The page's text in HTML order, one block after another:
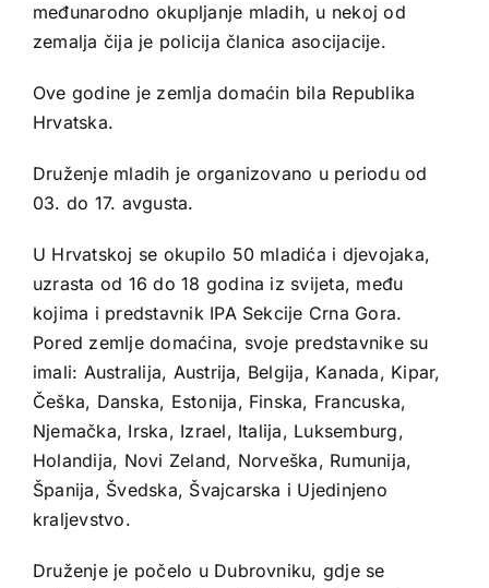
međunarodno okupljanje mladih, u nekoj od
zemalja čija je policija članica asocijacije.
Ove godine je zemlja domaćin bila Republika
Hrvatska.
Druženje mladih je organizovano u periodu od
03. do 17. avgusta.
U Hrvatskoj se okupilo 50 mladića i djevojaka,
uzrasta od 16 do 18 godina iz svijeta, među
kojima i predstavnik IPA Sekcije Crna Gora.
Pored zemlje domaćina, svoje predstavnike su
imali: Australija, Austrija, Belgija, Kanada, Kipar,
Češka, Danska, Estonija, Finska, Francuska,
Njemačka, Irska, Izrael, Italija, Luksemburg,
Holandija, Novi Zeland, Norveška, Rumunija,
Španija, Švedska, Švajcarska i Ujedinjeno
kraljevstvo.
Druženje je počelo u Dubrovniku, gdje se